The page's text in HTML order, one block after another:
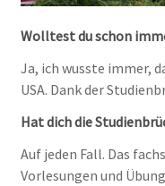
Wolltest du schon
Ja, ich wusste immer,
USA. Dank der
Hat dich die
Auf jeden Fall. Das
Vorlesungen und